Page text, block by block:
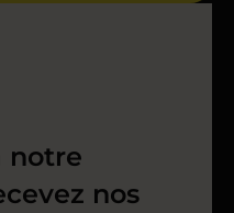
notre
nos